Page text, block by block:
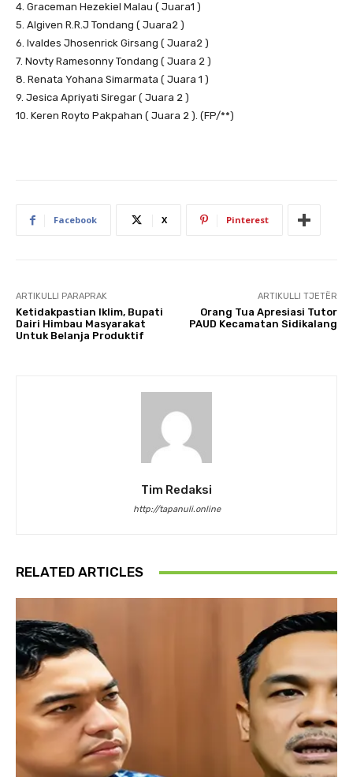
4. Graceman Hezekiel Malau ( Juara1 )
5. Algiven R.R.J Tondang ( Juara2 )
6. Ivaldes Jhosenrick Girsang ( Juara2 )
7. Novty Ramesonny Tondang ( Juara 2 )
8. Renata Yohana Simarmata ( Juara 1 )
9. Jesica Apriyati Siregar ( Juara 2 )
10. Keren Royto Pakpahan ( Juara 2 ). (FP/**)
Facebook X Pinterest
ARTIKULLI PARAPRAK
Ketidakpastian Iklim, Bupati
Dairi Himbau Masyarakat
Untuk Belanja Produktif
ARTIKULLI TJETËR
Orang Tua Apresiasi Tutor
PAUD Kecamatan Sidikalang
Tim Redaksi
http://tapanuli.online
RELATED ARTICLES